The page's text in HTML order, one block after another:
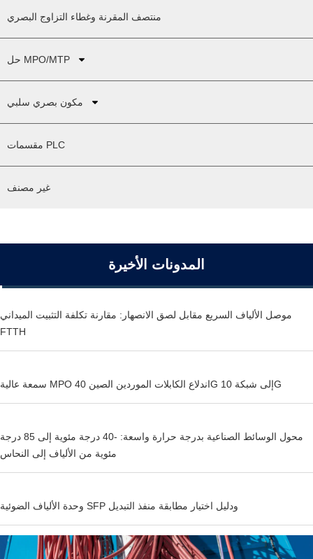
منتصف المقرنة وغطاء التزاوج البصري
حل MPO/MTP
مكون بصري سلبي
مقسمات PLC
غير مصنف
المدونات الأخيرة
موصل الألياف السريع مقابل لصق الانصهار: مقارنة تكلفة التثبيت الميداني
FTTH
سمعة عالية MPO اندلاع الكابلات الموردين الصين 40G إلى شبكة 10G
محول الوسائط الصناعية بدرجة حرارة واسعة: -40 درجة مئوية إلى 85 درجة
مئوية من الألياف إلى النحاس
وحدة الألياف الضوئية SFP ودليل اختيار مطابقة منفذ التبديل